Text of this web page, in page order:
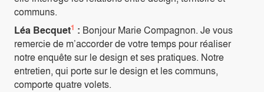
communs.
Léa Becquet1 : Bonjour Marie Compagnon. Je vous
remercie de m’accorder de votre temps pour réaliser
notre enquête sur le design et ses pratiques. Notre
entretien, qui porte sur le design et les communs,
comporte quatre volets.